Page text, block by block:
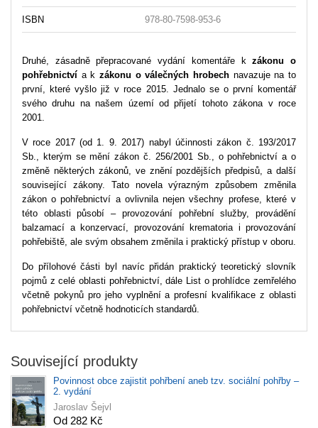
ISBN 978-80-7598-953-6
Druhé, zásadně přepracované vydání komentáře kzákonu o
pohřebnictví a k zákonu o válečných hrobech navazuje na to
první, které vyšlo již v roce 2015. Jednalo se o první komentář
svého druhu na našem území od přijetí tohoto zákona v roce
2001.
V roce 2017 (od 1. 9. 2017) nabyl účinnosti zákon č. 193/2017
Sb., kterým se mění zákon č. 256/2001 Sb., o pohřebnictví a o
změně některých zákonů, ve znění pozdějších předpisů, a další
související zákony. Tato novela výrazným způsobem změnila
zákon o pohřebnictví a ovlivnila nejen všechny profese, které v
této oblasti působí – provozování pohřební služby, provádění
balzamací a konzervací, provozování krematoria i provozování
pohřebiště, ale svým obsahem změnila i praktický přístup v oboru.
Do přílohové části byl navíc přidán praktický teoretický slovník
pojmů z celé oblasti pohřebnictví, dále List o prohlídce zemřelého
včetně pokynů pro jeho vyplnění a profesní kvalifikace z oblasti
pohřebnictví včetně hodnoticích standardů.
Související produkty
Povinnost obce zajistit pohřbení aneb tzv. sociální pohřby –
2. vydání
Jaroslav Šejvl
Od 282 Kč